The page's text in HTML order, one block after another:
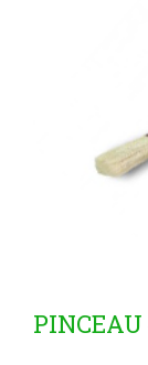
PINCEAU